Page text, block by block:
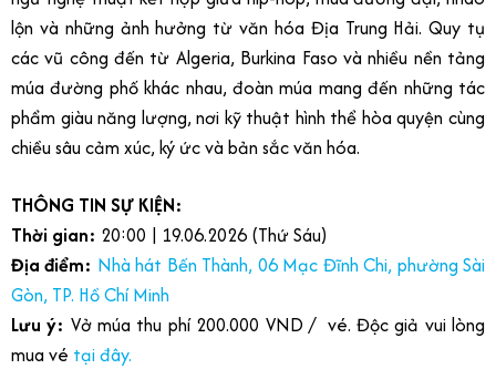
lộn và những ảnh hưởng từ văn hóa Địa Trung Hải. Quy tụ
các vũ công đến từ Algeria, Burkina Faso và nhiều nền tảng
múa đường phố khác nhau, đoàn múa mang đến những tác
phẩm giàu năng lượng, nơi kỹ thuật hình thể hòa quyện cùng
chiều sâu cảm xúc, ký ức và bản sắc văn hóa.
THÔNG TIN SỰ KIỆN:
Thời gian: 20:00 | 19.06.2026 (Thứ Sáu)
Địa điểm: Nhà hát Bến Thành, 06 Mạc Đĩnh Chi, phường Sài
Gòn, TP. Hồ Chí Minh
Lưu ý: Vở múa thu phí 200.000 VND / vé. Độc giả vui lòng
mua vé tại đây.